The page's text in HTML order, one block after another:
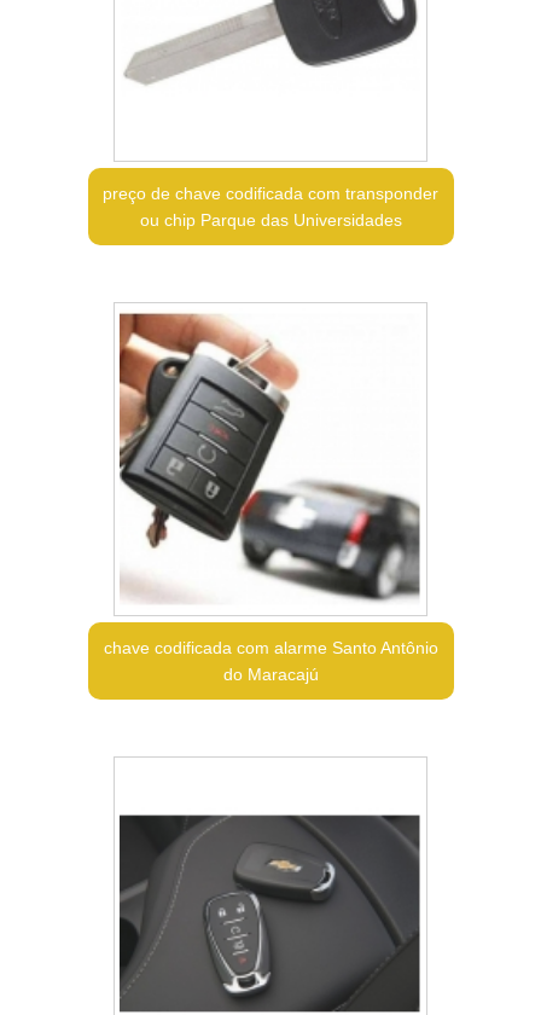
preço de chave codificada com transponder
ou chip Parque das Universidades
chave codificada com alarme Santo Antônio
do Maracajú